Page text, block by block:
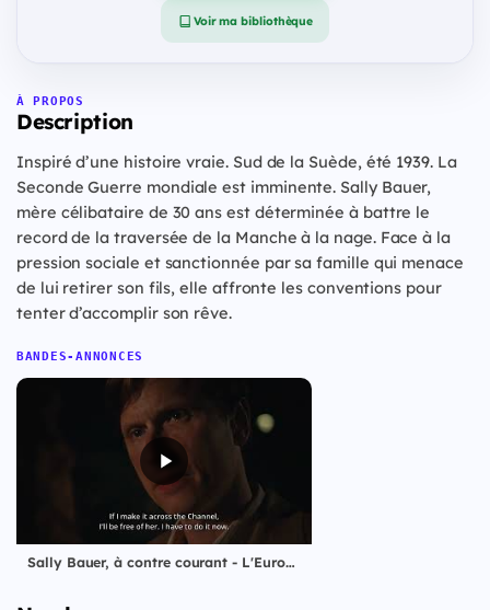
Voir ma bibliothèque
À PROPOS
Description
Inspiré d’une histoire vraie. Sud de la Suède, été 1939. La
Seconde Guerre mondiale est imminente. Sally Bauer,
mère célibataire de 30 ans est déterminée à battre le
record de la traversée de la Manche à la nage. Face à la
pression sociale et sanctionnée par sa famille qui menace
de lui retirer son fils, elle affronte les conventions pour
tenter d’accomplir son rêve.
BANDES-ANNONCES
Sally Bauer, à contre courant - L'Europe autour de l'Europe 2025 - Avant-première